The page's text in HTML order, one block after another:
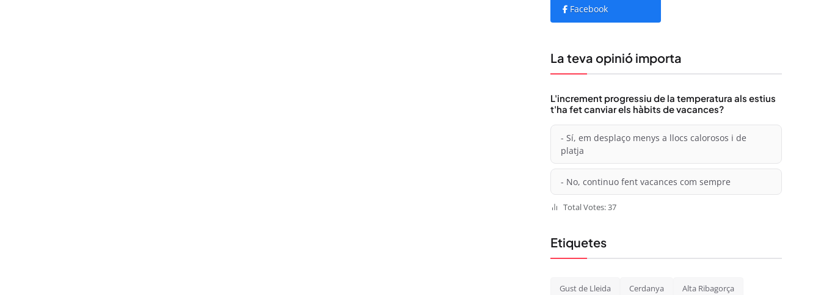
Facebook
La teva opinió importa
L'increment progressiu de la temperatura als estius
t'ha fet canviar els hàbits de vacances?
- Sí, em desplaço menys a llocs calorosos i de
platja
- No, continuo fent vacances com sempre
Total Votes: 37
Etiquetes
Gust de Lleida Cerdanya Alta Ribagorça